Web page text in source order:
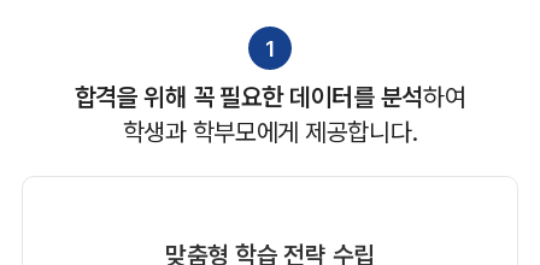
1
합격을 위해 꼭 필요한 데이터를 분석하여
학생과 학부모에게 제공합니다.
맞춤형 학습 전략 수립